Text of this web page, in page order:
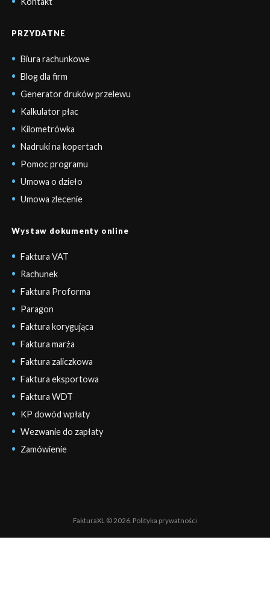
PRZYDATNE
Biura rachunkowe
Blog dla firm
Generator druków przelewu
Kalkulator płac
Kilometrówka
Nadruki na kopertach
Pomoc programu
Umowa o dzieło
Umowa zlecenie
Wystaw dokumenty online
Faktura VAT
Rachunek
Faktura Proforma
Paragon
Faktura korygująca
Faktura marża
Faktura zaliczkowa
Faktura eksportowa
Faktura WDT
KP dowód wpłaty
Wezwanie do zapłaty
Zamówienie
FakturaXL © 2026. Polityka prywatności